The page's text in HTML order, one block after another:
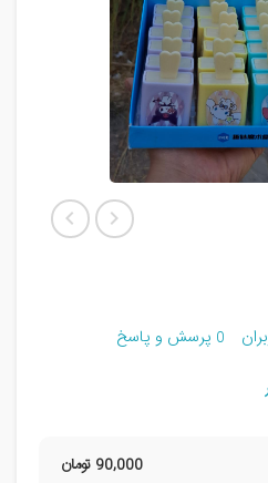
0 پرسش و پاسخ
90,000 تومان